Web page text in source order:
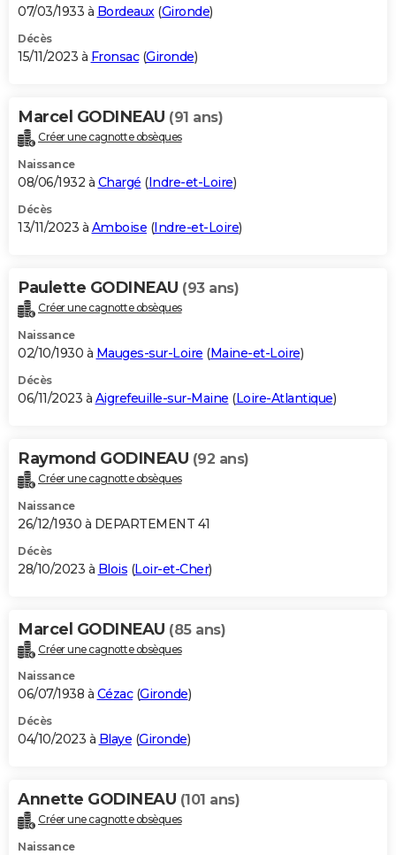
07/03/1933 à Bordeaux(Gironde)
Décès
15/11/2023 à Fronsac(Gironde)
Marcel GODINEAU (91 ans)
Créer une cagnotte obsèques
Naissance
08/06/1932 à Chargé (Indre-et-Loire)
Décès
13/11/2023 à Amboise (Indre-et-Loire)
Paulette GODINEAU (93 ans)
Créer une cagnotte obsèques
Naissance
02/10/1930 à Mauges-sur-Loire (Maine-et-Loire)
Décès
06/11/2023 à Aigrefeuille-sur-Maine (Loire-Atlantique)
Raymond GODINEAU (92 ans)
Créer une cagnotte obsèques
Naissance
26/12/1930 à DEPARTEMENT 41
Décès
28/10/2023 à Blois (Loir-et-Cher)
Marcel GODINEAU (85 ans)
Créer une cagnotte obsèques
Naissance
06/07/1938 à Cézac(Gironde)
Décès
04/10/2023 à Blaye (Gironde)
Annette GODINEAU (101 ans)
Créer une cagnotte obsèques
Naissance